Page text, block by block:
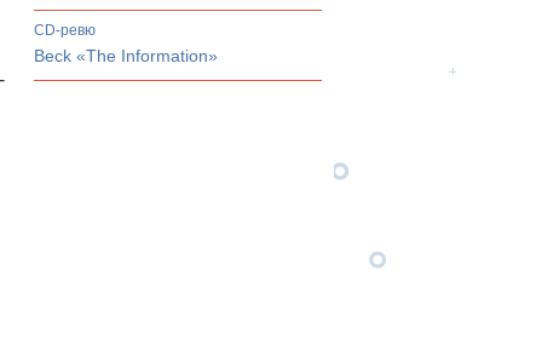
CD-ревю
Beck «The Information»